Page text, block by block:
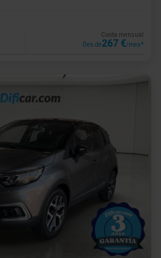
Cuota mensual
Des de267 €/mes*